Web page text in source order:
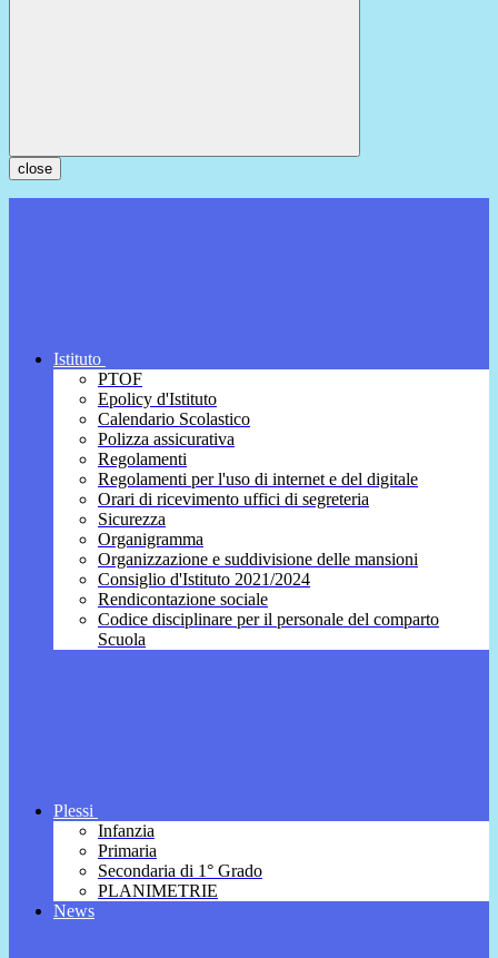
close
Istituto
PTOF
Epolicy d'Istituto
Calendario Scolastico
Polizza assicurativa
Regolamenti
Regolamenti per l'uso di internet e del digitale
Orari di ricevimento uffici di segreteria
Sicurezza
Organigramma
Organizzazione e suddivisione delle mansioni
Consiglio d'Istituto 2021/2024
Rendicontazione sociale
Codice disciplinare per il personale del comparto
Scuola
Plessi
Infanzia
Primaria
Secondaria di 1° Grado
PLANIMETRIE
News